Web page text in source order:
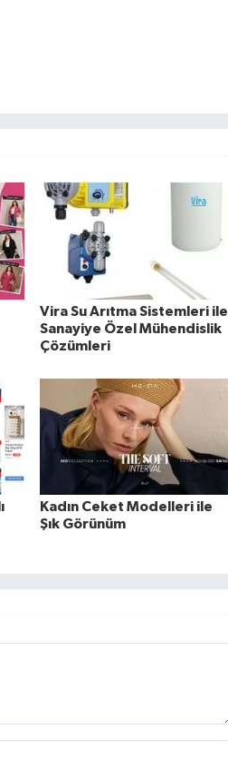
Vira Su Arıtma Sistemleri ile
Sanayiye Özel Mühendislik
Çözümleri
Kadın Ceket Modelleri ile
Şık Görünüm